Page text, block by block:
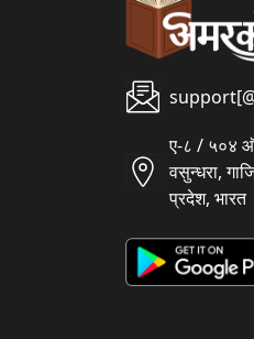
ए-८ / ५०४
वसुन्धरा,
प्रदेश, भारत